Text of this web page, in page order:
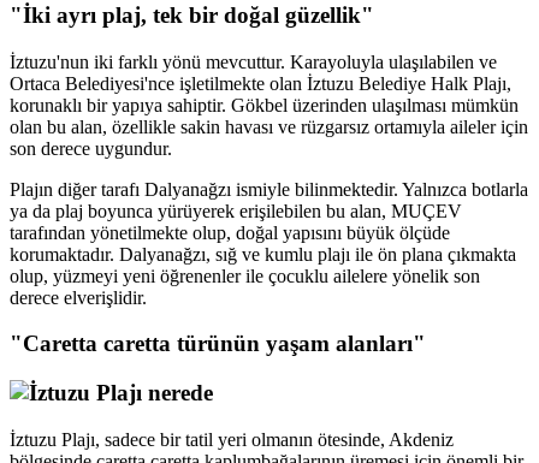
"İki ayrı plaj, tek bir doğal güzellik"
İztuzu'nun iki farklı yönü mevcuttur. Karayoluyla ulaşılabilen ve
Ortaca Belediyesi'nce işletilmekte olan İztuzu Belediye Halk Plajı,
korunaklı bir yapıya sahiptir. Gökbel üzerinden ulaşılması mümkün
olan bu alan, özellikle sakin havası ve rüzgarsız ortamıyla aileler için
son derece uygundur.
Plajın diğer tarafı Dalyanağzı ismiyle bilinmektedir. Yalnızca botlarla
ya da plaj boyunca yürüyerek erişilebilen bu alan, MUÇEV
tarafından yönetilmekte olup, doğal yapısını büyük ölçüde
korumaktadır. Dalyanağzı, sığ ve kumlu plajı ile ön plana çıkmakta
olup, yüzmeyi yeni öğrenenler ile çocuklu ailelere yönelik son
derece elverişlidir.
"Caretta caretta türünün yaşam alanları"
İztuzu Plajı, sadece bir tatil yeri olmanın ötesinde, Akdeniz